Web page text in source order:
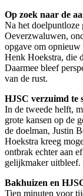
Op zoek naar de
Na het doelpuntloze
Oeverzwaluwen,
opgave om
Henk Hoekstra, die
Daarmee bleef
van de rust.
HJSC verzuimd te
In de tweede helft,
grote kansen op de
de doelman, Justin
Hoekstra kreeg
ontbrak echter aan
gelijkmaker uitbleef.
Bakhuizen en
Tien minuten voor